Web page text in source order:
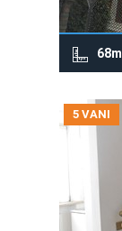
68m
5 VANI